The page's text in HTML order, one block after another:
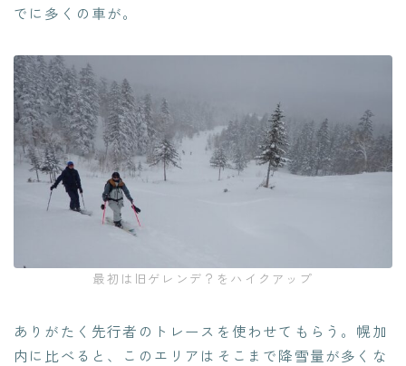
でに多くの車が。
最初は旧ゲレンデ？をハイクアップ
ありがたく先行者のトレースを使わせてもらう。幌加
内に比べると、このエリアはそこまで降雪量が多くな